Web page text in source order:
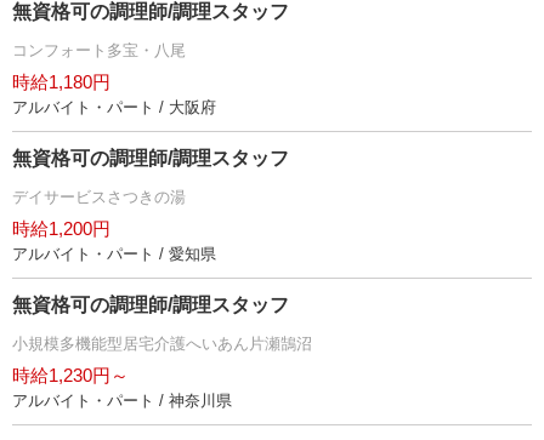
無資格可の調理師/調理スタッフ
コンフォート多宝・八尾
時給1,180円
アルバイト・パート / 大阪府
無資格可の調理師/調理スタッフ
デイサービスさつきの湯
時給1,200円
アルバイト・パート / 愛知県
無資格可の調理師/調理スタッフ
小規模多機能型居宅介護へいあん片瀬鵠沼
時給1,230円～
アルバイト・パート / 神奈川県